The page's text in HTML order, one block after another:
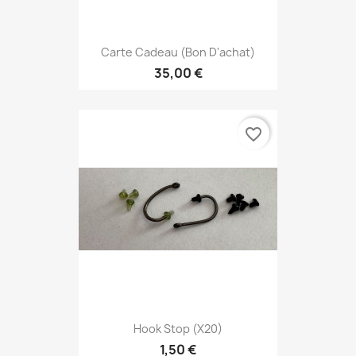
Carte Cadeau (Bon D'achat)
35,00 €
Hook Stop (x20)
1,50 €
favorite_border